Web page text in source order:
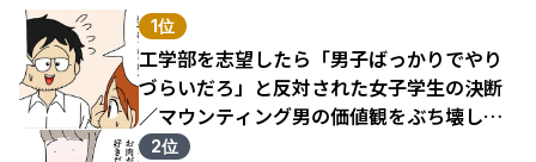
1位
工学部を志望したら「男子ばっかりでやり
づらいだろ」と反対された女子学生の決断
／マウンティング男の価値観をぶち壊した
結果（1）
2位